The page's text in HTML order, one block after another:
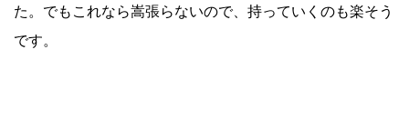
た。でもこれなら嵩張らないので、持っていくのも楽そう
です。